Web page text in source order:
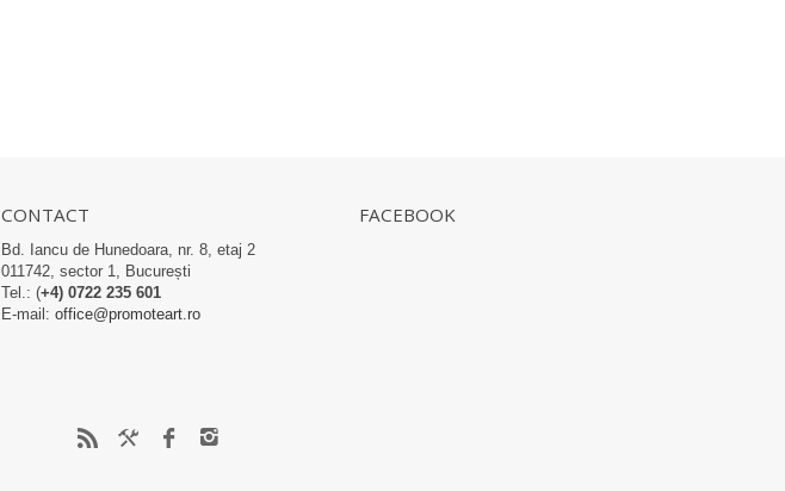
CONTACT
Bd. Iancu de Hunedoara, nr. 8, etaj 2
011742, sector 1, București
Tel.: (+4) 0722 235 601
E-mail: office@promoteart.ro
FACEBOOK